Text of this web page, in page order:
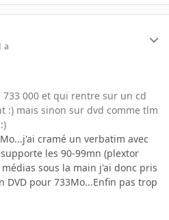
a
000 et qui rentre sur un cd
:) mais sinon sur dvd comme tlm
cramé un verbatim avec
les 90-99mn (plextor
sous la main j'ai donc pris
DVD pour 733Mo...Enfin pas trop